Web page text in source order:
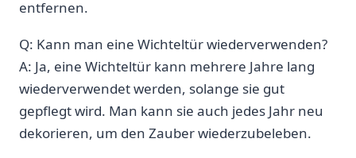
entfernen.
Q: ‍Kann man‍ eine ‌Wichteltür wiederverwenden?
A: Ja, eine Wichteltür kann mehrere Jahre lang
wiederverwendet ‌werden, solange​ sie gut
gepflegt wird. Man kann ⁢sie auch jedes⁢ Jahr⁢ neu
dekorieren, um den Zauber wiederzubeleben.